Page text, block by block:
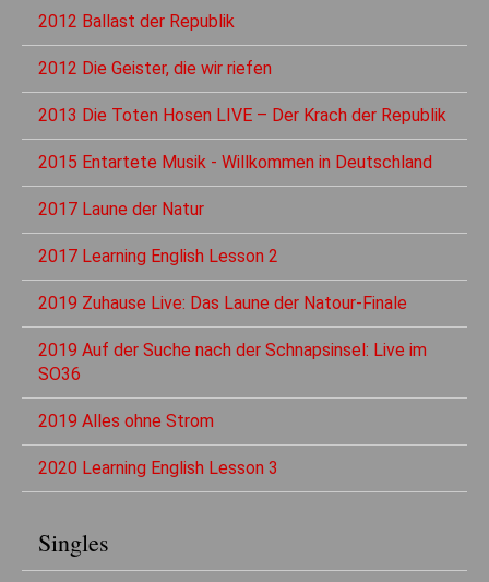
2012 Ballast der Republik
2012 Die Geister, die wir riefen
2013 Die Toten Hosen LIVE – Der Krach der Republik
2015 Entartete Musik - Willkommen in Deutschland
2017 Laune der Natur
2017 Learning English Lesson 2
2019 Zuhause Live: Das Laune der Natour-Finale
2019 Auf der Suche nach der Schnapsinsel: Live im
SO36
2019 Alles ohne Strom
2020 Learning English Lesson 3
Singles